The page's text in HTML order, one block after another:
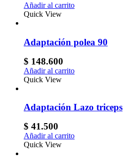
Añadir al carrito
Quick View
Adaptación polea 90
$ 148.600
Añadir al carrito
Quick View
Adaptación Lazo triceps
$ 41.500
Añadir al carrito
Quick View